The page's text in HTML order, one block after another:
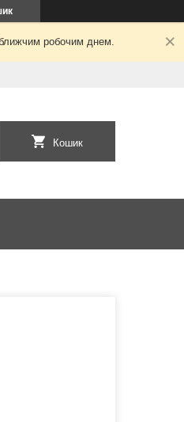
робочим днем.
Кошик